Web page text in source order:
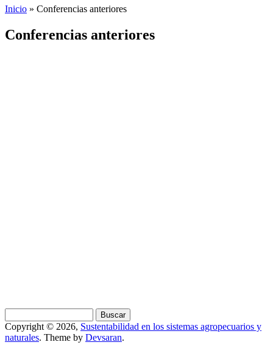
Inicio » Conferencias anteriores
Conferencias anteriores
Formulario de búsqueda
Copyright © 2026, Sustentabilidad en los sistemas agropecuarios y
naturales. Theme by Devsaran.